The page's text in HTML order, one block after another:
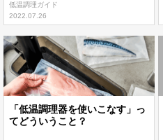
低温調理ガイド
2022.07.26
「低温調理器を使いこなす」っ
てどういうこと？